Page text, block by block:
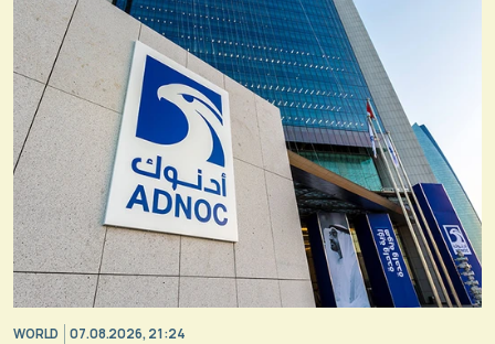
WORLD 07.08.2026, 21:24